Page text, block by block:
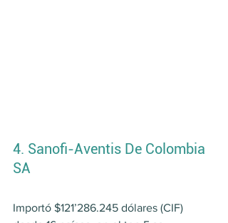
4. Sanofi-Aventis De Colombia
SA
Importó $121’286.245 dólares (CIF)